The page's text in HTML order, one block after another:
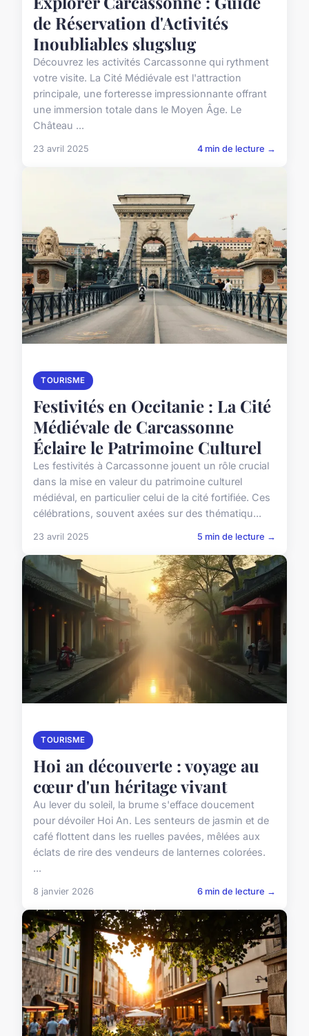
de Réservation d'Activités
Inoubliables slugslug
Découvrez les activités Carcassonne qui rythment
votre visite. La Cité Médiévale est l'attraction
principale, une forteresse impressionnante offrant
une immersion totale dans le Moyen Âge. Le
Château ...
23 avril 2025 4 min de lecture →
TOURISME
Festivités en Occitanie : La Cité
Médiévale de Carcassonne
Éclaire le Patrimoine Culturel
Les festivités à Carcassonne jouent un rôle crucial
dans la mise en valeur du patrimoine culturel
médiéval, en particulier celui de la cité fortifiée. Ces
célébrations, souvent axées sur des thématiqu...
23 avril 2025 5 min de lecture →
TOURISME
Hoi an découverte : voyage au
cœur d'un héritage vivant
Au lever du soleil, la brume s'efface doucement
pour dévoiler Hoi An. Les senteurs de jasmin et de
café flottent dans les ruelles pavées, mêlées aux
éclats de rire des vendeurs de lanternes colorées.
...
8 janvier 2026 6 min de lecture →